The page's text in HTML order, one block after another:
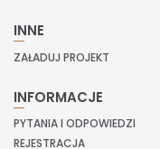
INNE
ZAŁADUJ PROJEKT
INFORMACJE
PYTANIA I ODPOWIEDZI
REJESTRACJA